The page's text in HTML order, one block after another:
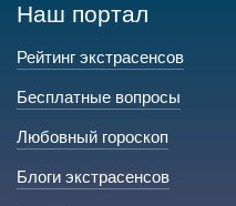
Наш портал
Рейтинг экстрасенсов
Бесплатные вопросы
Любовный гороскоп
Блоги экстрасенсов